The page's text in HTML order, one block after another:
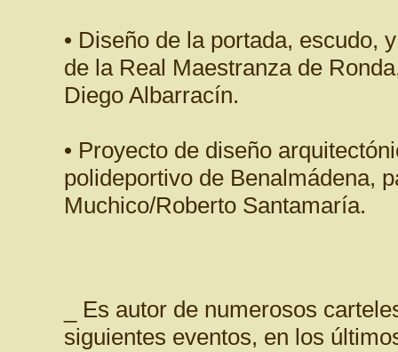
• Diseño de la portada, escudo,
de la Real Maestranza de
Diego Albarracín.
• Proyecto de diseño
polideportivo de Benalmádena,
Muchico/Roberto Santamaría.
_ Es autor de numerosos
siguientes eventos, en los